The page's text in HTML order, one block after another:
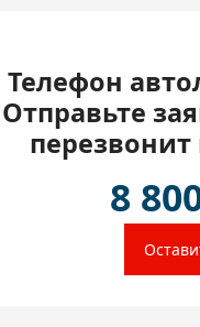
Телефон
Отправьте
8